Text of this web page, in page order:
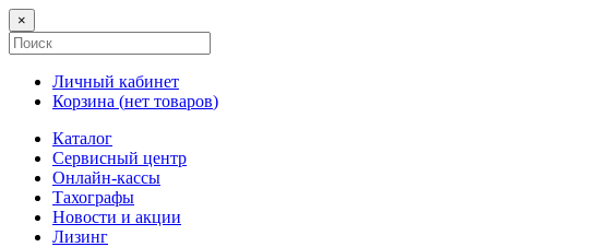
×
Личный кабинет
Корзина (нет товаров)
Каталог
Сервисный центр
Онлайн-кассы
Тахографы
Новости и акции
Лизинг